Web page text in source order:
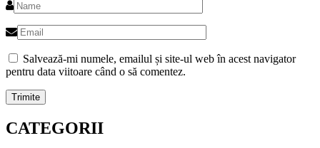
Salvează-mi numele, emailul și site-ul web în acest navigator
pentru data viitoare când o să comentez.
CATEGORII